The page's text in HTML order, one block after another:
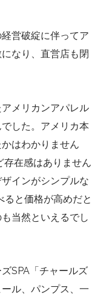
営破綻に伴ってア
なり、直営店も閉
メリカンアパレル
した。アメリカ本
はわかりません
存在感はありません
インがシンプルな
と価格が高めだと
当然といえるでし
SPA「チャールズ
ル、パンプス、一